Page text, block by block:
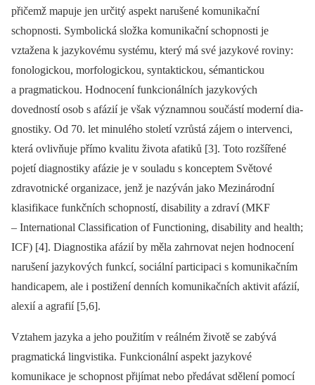
přičemž mapuje jen určitý aspekt narušené komunikační
schopnosti. Symbolická složka komunikační schopnosti je
vztažena k jazykovému systému, který má své jazykové roviny:
fonologickou, morfologickou, syntaktickou, sémantickou
a pragmatickou. Hodnocení funkcionálních jazykových
dovedností osob s afázií je však významnou součástí moderní dia­
gnostiky. Od 70. let minulého století vzrůstá zájem o intervenci,
která ovlivňuje přímo kvalitu života afatiků [3]. Toto rozšířené
pojetí dia­gnostiky afázie je v souladu s konceptem Světové
zdravotnické organizace, jenž je nazýván jako Mezinárodní
klasifikace funkčních schopností, disability a zdraví (MKF
–⁠ International Classification of Functioning, disability and health;
ICF) [4]. Dia­gnostika afázií by měla zahrnovat nejen hodnocení
narušení jazykových funkcí, sociální participaci s komunikačním
handicapem, ale i postižení denních komunikačních aktivit afázií,
alexií a agrafií [5,6].
Vztahem jazyka a jeho použitím v reálném životě se zabývá
pragmatická lingvistika. Funkcionální aspekt jazykové
komunikace je schopnost přijímat nebo předávat sdělení pomocí